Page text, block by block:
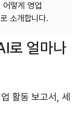
떻게 영업
로 얼마나
활동 보고서, 세